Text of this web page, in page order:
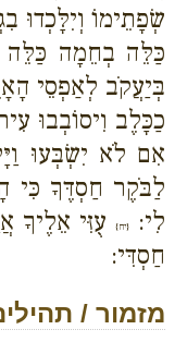
שְׂפָתֵימוֹ וְיִלָּכְדוּ
כַּלֵּה בְחֵמָה כַּלֵּה
בְּיַעֲקֹב לְאַפְסֵי
כַכָּלֶב וִיסוֹבְבוּ
אִם לֹא יִשְׂבְּעוּ
לַבֹּקֶר חַסְדֶּךָ כִּי
לִי:
{יח}
עֻזִּי אֵלֶיךָ
חַסְדִּי:
מזמור /